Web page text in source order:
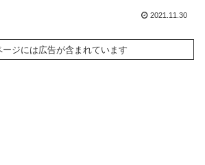
2021.11.30
ージには広告が含まれています